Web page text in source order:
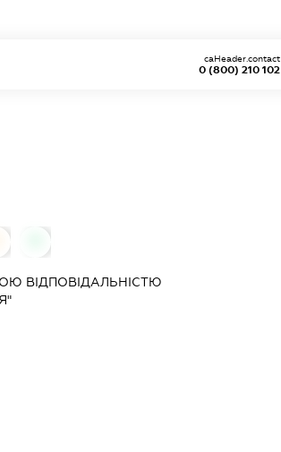
0 (800) 210 102
caHeader.contact
ВІДПОВІДАЛЬНІСТЮ